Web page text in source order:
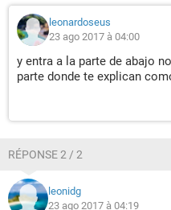
leonardoseus
23 ago 2017 à 04:00
y entra a la parte de abajo
parte donde te explican
RÉPONSE 2 / 2
leonidg
23 ago 2017 à 04:19